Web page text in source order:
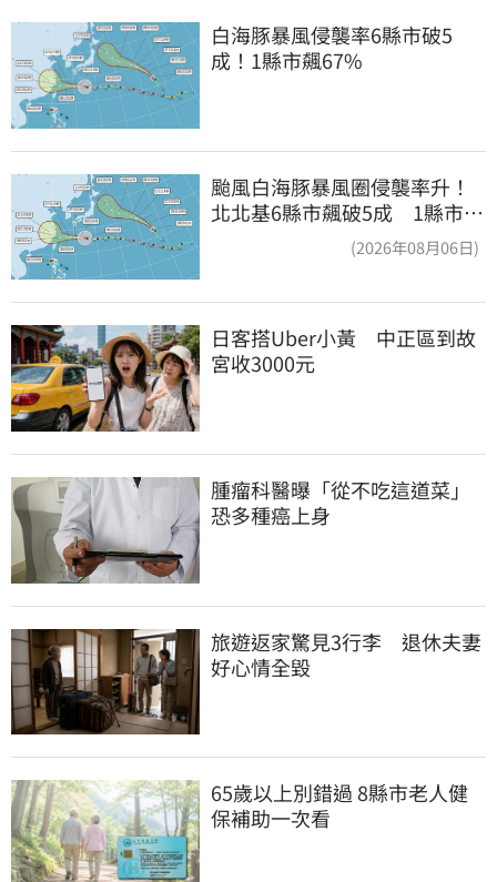
白海豚暴風侵襲率6縣市破5
成！1縣市飆67%
颱風白海豚暴風圈侵襲率升！
北北基6縣市飆破5成 1縣市
(2026年08月06日)
日客搭Uber小黃　中正區到故
宮收3000元
腫瘤科醫曝「從不吃這道菜」
恐多種癌上身
旅遊返家驚見3行李　退休夫妻
好心情全毀
65歲以上別錯過 8縣市老人健
保補助一次看